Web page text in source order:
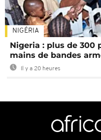
NIGÉRIA
Nigeria : plus de 300
mains de bandes
Il y a 20 heures